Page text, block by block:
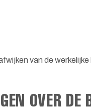
van de
OVER